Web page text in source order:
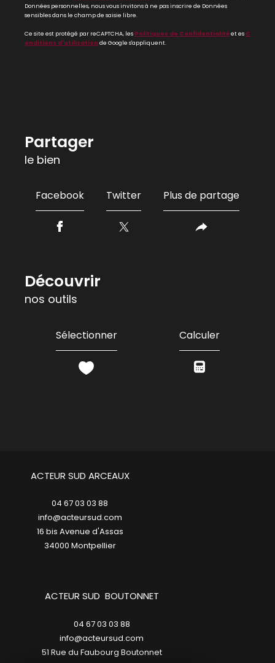
Données personnelles, nous vous invitons à ne pas inscrire de Données
sensibles dans le champ de saisie libre.
Ce site est protégé par reCAPTCHA, les Politiques de Confidentialitéet es C
onditions d'utilisation de Google s'appliquent.
partager
le bien
Facebook Twitter Plus de partage
découvrir
nos outils
Sélectionner Calculer
ACTEUR SUD ARCEAUX
04 67 03 03 88
info@acteursud.com
16 bis Avenue d'Assas
34000
montpellier
ACTEUR SUD BOUTONNET
04 67 03 03 88
info@acteursud.com
51 Rue du Faubourg Boutonnet